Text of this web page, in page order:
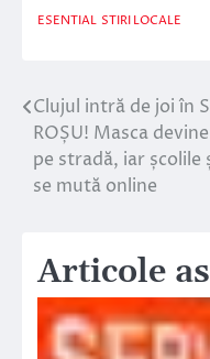
ESENTIAL STIRI LOCALE
Navigare
în
articole
Clujul intră de joi în
ROȘU! Masca
pe stradă, iar școlile
se mută online
Articole